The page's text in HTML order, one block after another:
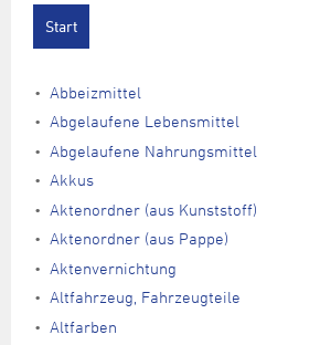
Abbeizmittel
Abgelaufene Lebensmittel
Abgelaufene Nahrungsmittel
Akkus
Aktenordner (aus Kunststoff)
Aktenordner (aus Pappe)
Aktenvernichtung
Altfahrzeug, Fahrzeugteile
Altfarben